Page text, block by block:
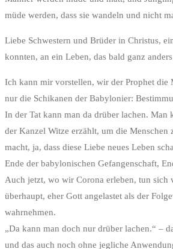
müde werden, dass sie wandeln und nicht
Liebe Schwestern und Brüder in Christus,
konnten, an ein Leben, das bald ganz
Ich kann mir vorstellen, wir der Prophet die
nur die Schikanen der Babylonier:
In der Tat kann man da drüber lachen.
der Kanzel Witze erzählt, um die
macht, ja, dass diese Liebe neues Leben
Ende der babylonischen Gefangenschaft,
Auch jetzt, wo wir Corona erleben, tun sich
überhaupt, eher Gott angelastet als der
wahrnehmen.
„Da kann man doch nur drüber lachen.“ –
und das auch noch ohne jegliche